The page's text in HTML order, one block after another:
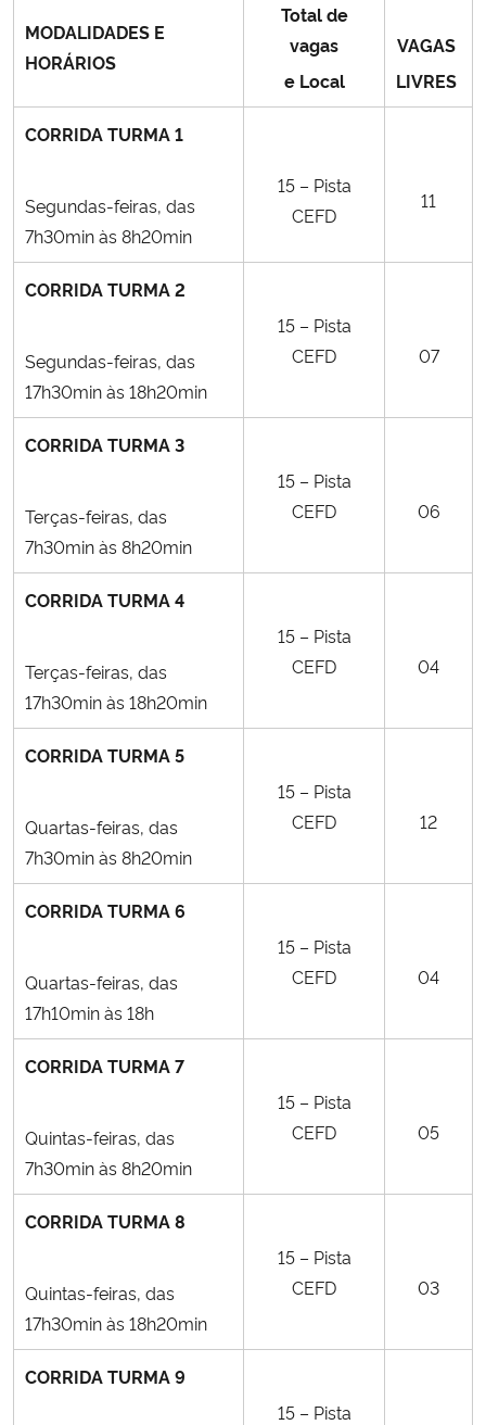
MODALIDADES E
HORÁRIOS
Total de
vagas
e Local
VAGAS
LIVRES
CORRIDA TURMA 1
Segundas-feiras, das
7h30min às 8h20min
15 – Pista
CEFD
11
CORRIDA TURMA 2
Segundas-feiras, das
17h30min às 18h20min
15 – Pista
CEFD
07
CORRIDA TURMA 3
Terças-feiras, das
7h30min às 8h20min
15 – Pista
CEFD
06
CORRIDA TURMA 4
Terças-feiras, das
17h30min às 18h20min
15 – Pista
CEFD
04
CORRIDA TURMA 5
Quartas-feiras, das
7h30min às 8h20min
15 – Pista
CEFD
12
CORRIDA TURMA 6
Quartas-feiras, das
17h10min às 18h
15 – Pista
CEFD
04
CORRIDA TURMA 7
Quintas-feiras, das
7h30min às 8h20min
15 – Pista
CEFD
05
CORRIDA TURMA 8
Quintas-feiras, das
17h30min às 18h20min
15 – Pista
CEFD
03
CORRIDA TURMA 9
15 – Pista